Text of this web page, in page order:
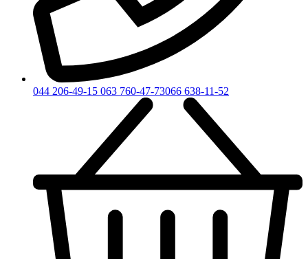
044 206-49-15 063 760-47-73066 638-11-52